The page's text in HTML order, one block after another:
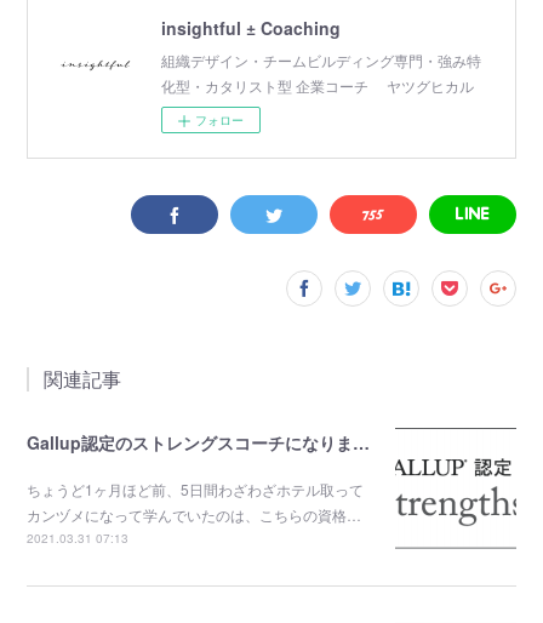
insightful ± Coaching
組織デザイン・チームビルディング専門・強み特
化型・カタリスト型 企業コーチ ヤツグヒカル
フォロー
関連記事
Gallup認定のストレングスコーチになりました。
ちょうど1ヶ月ほど前、5日間わざわざホテル取って
カンヅメになって学んでいたのは、こちらの資格…
2021.03.31 07:13